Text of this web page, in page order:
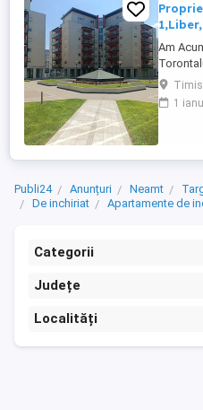
Am
Proprie
1
Publi24 Anunțuri Neamt
De inchiriat
Apartamente de
Categorii
Județe
Localități